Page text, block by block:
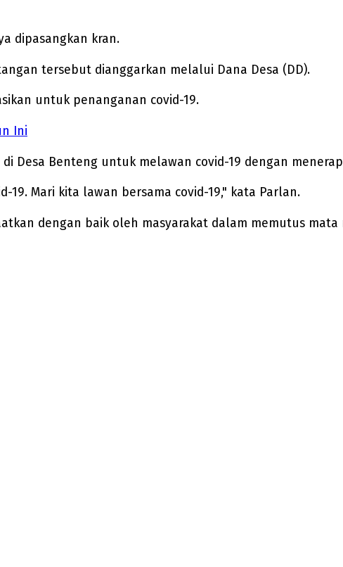
dipasangkan kran.
tersebut dianggarkan melalui Dana Desa (DD).
untuk penanganan covid-19.
Ini
Desa Benteng untuk melawan covid-19 dengan
Mari kita lawan bersama covid-19," kata Parlan.
dengan baik oleh masyarakat dalam memutus mata